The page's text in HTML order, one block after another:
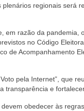
regionais será
em razão da pandemia,
no Código
de Acompanhamento
pela Internet”, que
e
obedecer às